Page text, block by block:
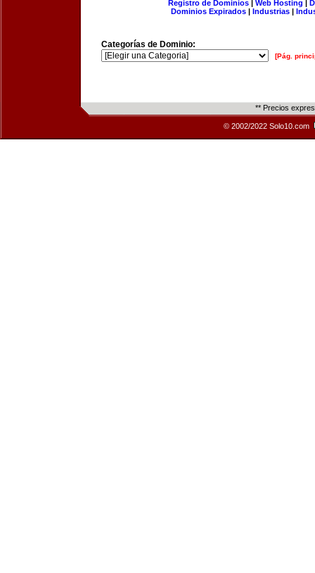
Registro de Dominios| Web Hosting |
Dominios Expirados | Industrias |
Categorías de Dominio:
[Pág.
** Precios
© 2002/2022 Solo10.com